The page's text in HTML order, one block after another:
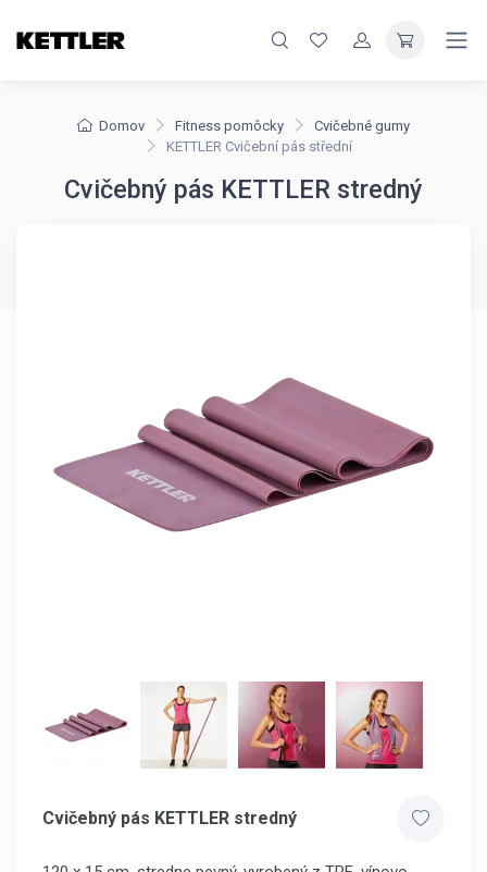
Domov Fitness pomôcky
Cvičebné gumy
KETTLER Cvičební pás střední
Cvičebný pás KETTLER stredný
Cvičebný pás KETTLER stredný